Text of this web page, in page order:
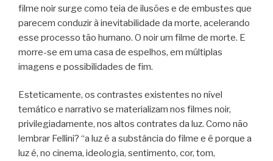
filme noir surge como teia de ilusões e de embustes que
parecem conduzir à inevitabilidade da morte, acelerando
esse processo tão humano. O noir um filme de morte. E
morre-se em uma casa de espelhos, em múltiplas
imagens e possibilidades de fim.
Esteticamente, os contrastes existentes no nível
temático e narrativo se materializam nos filmes noir,
privilegiadamente, nos altos contrates da luz. Como não
lembrar Fellini? “a luz é a substância do filme e é porque a
luz é, no cinema, ideologia, sentimento, cor, tom,